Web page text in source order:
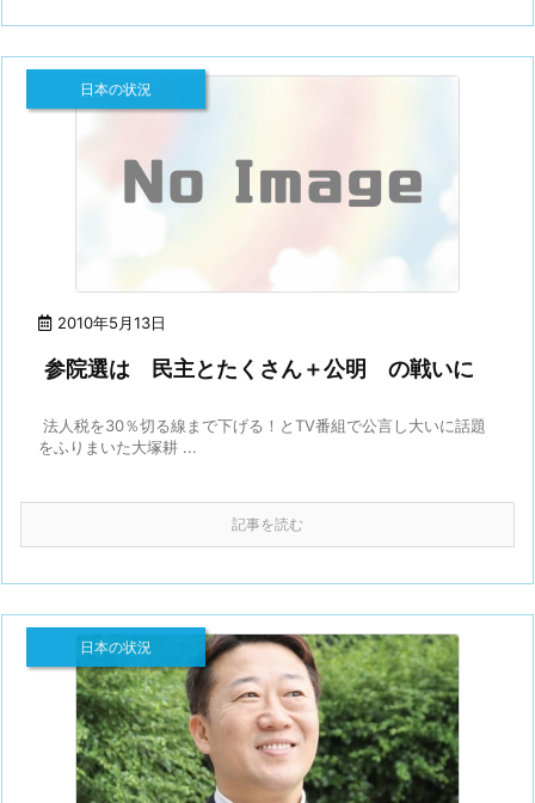
2010年5月13日
日本の状況
参院選は 民主とたくさん＋公明 の戦いに
法人税を30％切る線まで下げる！とTV番組で公言し大いに話題
をふりまいた大塚耕 ...
記事を読む
日本の状況